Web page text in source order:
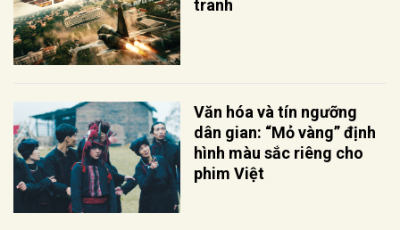
tranh
Văn hóa và tín ngưỡng
dân gian: “Mỏ vàng” định
hình màu sắc riêng cho
phim Việt